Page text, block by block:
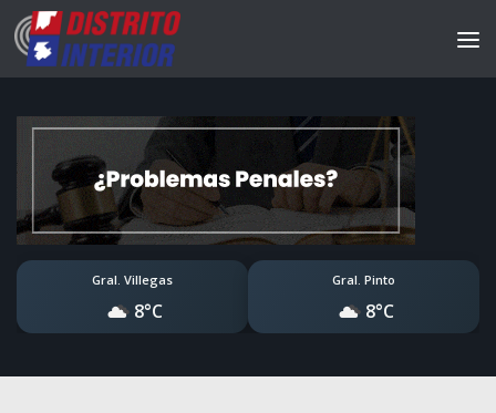
Gral. Villegas
8°C
Gral. Pinto
8°C